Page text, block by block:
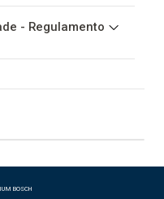
- Regulamento
BOSCH